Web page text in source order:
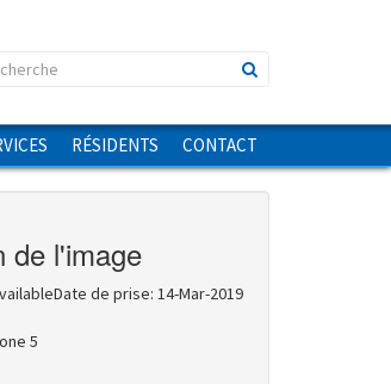
RÉSIDENTS CONTACT
de l'image
de prise: 14-Mar-2019
5